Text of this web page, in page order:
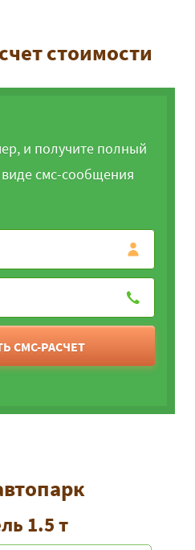
стоимости
и получите полный
виде смс-сообщения
СМС-РАСЧЕТ
1.5 т